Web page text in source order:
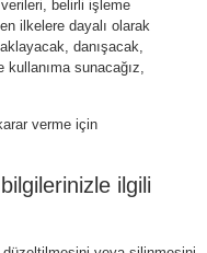
belirli işleme
ilkelere dayalı olarak
danışacak,
sunacağız,
verme için
ilgili